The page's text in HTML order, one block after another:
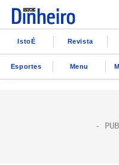
IstoÉ Revista
Esportes Menu